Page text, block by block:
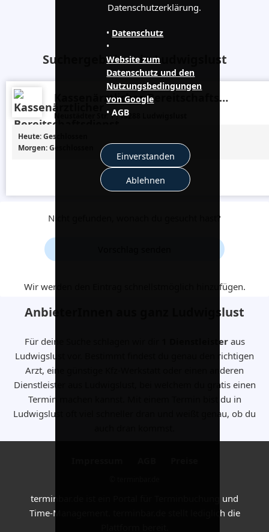
Datenschutzerklärung.
• Datenschutz
•
Website zum
Datenschutz und den
Nutzungsbedingungen
von Google
•AGB
Einverstanden
Ablehnen
Suchergebnisse in Ludwigslust
Kassenärztlicher Bereitschaftsdienst Ludwigslust
Neustädter Str. 1 , 19288 Ludwigslust
Heute: Geschlossen
Morgen: Geschlossen
Nicht gefunden, wonach du gesucht hast?
Wir werden den Eintrag schnellstmöglich hinzufügen.
AnbieterInnen aus ganz Ludwigslust
Für deine Suche schlagen wir dir 1 Dienstleisteraus
Ludwigslust vor. Bestimmt findest du genau den richtigen
Arzt, eine günstige Kfz-Werkstatt oder einen anderen
Dienstleister aus Ludwigslust, bei welchem du gratis einen
Termin machen kannst. Mit einem Termin bist du in
Ludwigslust oft viel schneller dran und weißt genau, ob du
terminbar.de ist ein Portal für Terminbuchung und
Time-Management. terminbar.de stellt lediglich die